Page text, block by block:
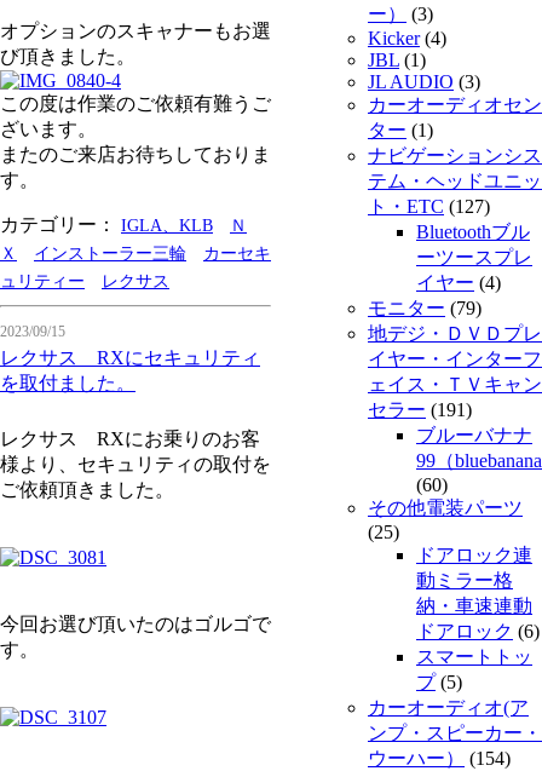
オプションのスキャナーもお選
び頂きました。
この度は作業のご依頼有難うご
ざいます。
またのご来店お待ちしておりま
す。
カテゴリー： IGLA、KLB
Ｎ
Ｘ
インストーラー三輪
カーセキ
ュリティー
レクサス
2023/09/15
レクサス RXにセキュリティ
を取付ました。
レクサス RXにお乗りのお客
様より、セキュリティの取付を
ご依頼頂きました。
今回お選び頂いたのはゴルゴで
す。
ー）
(3)
Kicker(4)
JBL (1)
JL AUDIO (3)
カーオーディオセン
ター (1)
ナビゲーションシス
テム・ヘッドユニッ
ト・ETC (127)
Bluetoothブル
ーツースプレ
イヤー (4)
モニター (79)
地デジ・ＤＶＤプレ
イヤー・インターフ
ェイス・ＴＶキャン
セラー (191)
ブルーバナナ
99（
(60)
その他電装パーツ
(25)
ドアロック連
動ミラー格
納・車速連動
ドアロック (6)
スマートトッ
プ(5)
カーオーディオ(ア
ンプ・スピーカー・
ウーハー）
(154)